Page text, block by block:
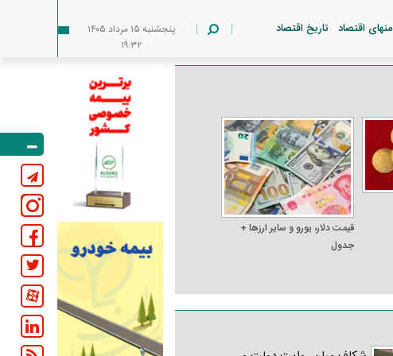
منهای اقتصاد تاریخ اقتصاد
پنجشنبه ۱۵ مرداد ۱۴۰۵
۱۹:۳۲
قیمت دلار، یورو و سایر ارز‌ها +
جدول